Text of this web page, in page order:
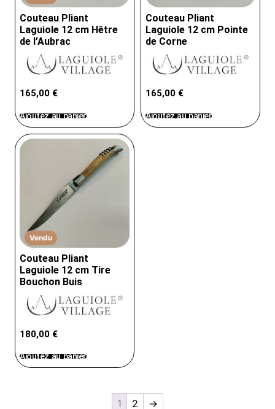
Couteau Pliant
Laguiole 12 cm Hêtre
de l’Aubrac
165,00 €
Ajoutez au panier
Couteau Pliant
Laguiole 12 cm Pointe
de Corne
165,00 €
Ajoutez au panier
Vendu
Couteau Pliant
Laguiole 12 cm Tire
Bouchon Buis
180,00 €
Ajoutez au panier
1 2 →